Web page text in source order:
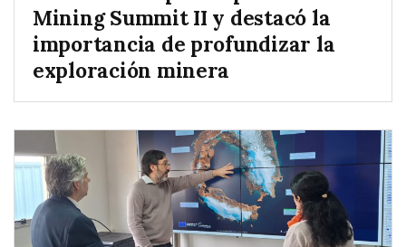
Mining Summit II y destacó la
importancia de profundizar la
exploración minera